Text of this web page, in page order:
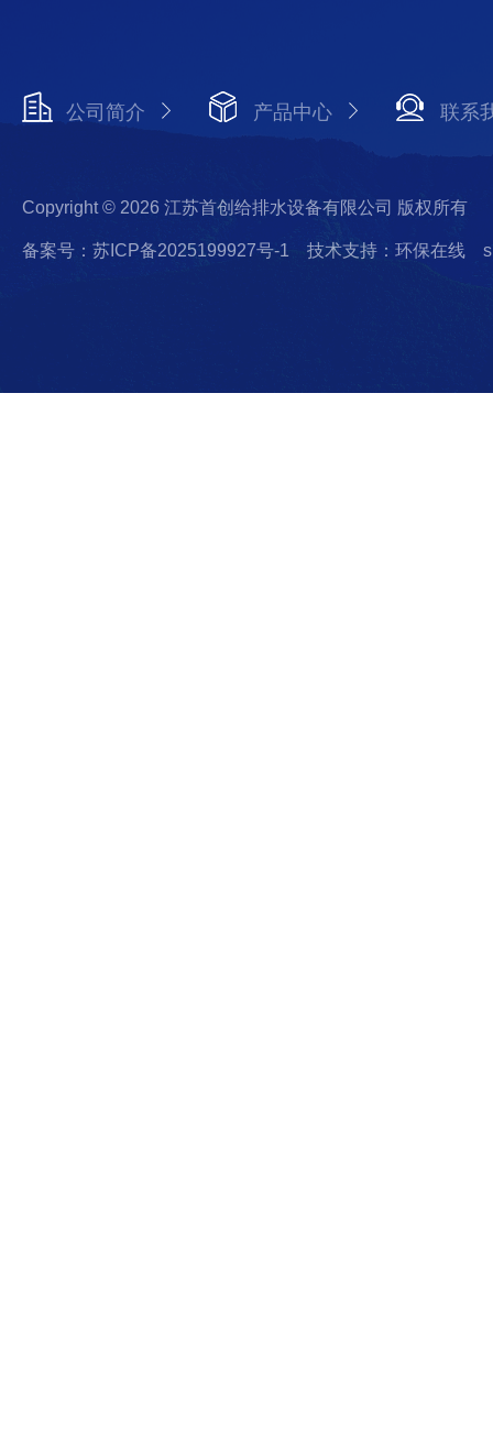
公司简介 产品中心 联系
Copyright © 2026 江苏首创给排水设备有限公司 版权所有
备案号：苏ICP备2025199927号-1 技术支持：环保在线